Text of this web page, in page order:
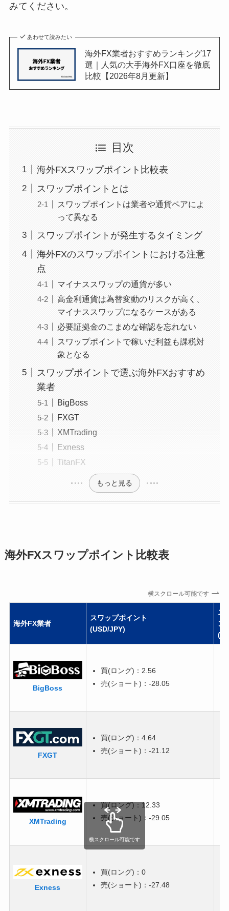
みてください。
あわせて読みたい
海外FX業者おすすめランキング17
選｜人気の大手海外FX口座を徹底
比較【2026年8月更新】
目次
海外FXスワップポイント比較表
スワップポイントとは
スワップポイントは業者や通貨ペアによ
って異なる
スワップポイントが発生するタイミング
海外FXのスワップポイントにおける注意
点
マイナススワップの通貨が多い
高金利通貨は為替変動のリスクが高く、
マイナススワップになるケースがある
必要証拠金のこまめな確認を忘れない
スワップポイントで稼いだ利益も課税対
象となる
スワップポイントで選ぶ海外FXおすすめ
業者
BigBoss
FXGT
XMTrading
Exness
TitanFX
もっと見る
海外FXスワップポイント比較表
横スクロール可能です
海外FX業者
スワップポイント
(USD/JPY)
ス
ン
BigBoss
買(ロング)：2.56
売(ショート)：-28.05
FXGT
買(ロング)：4.64
売(ショート)：-21.12
XMTrading
買(ロング)：12.33
売(ショート)：-29.05
Exness
買(ロング)：0
売(ショート)：-27.48
横スクロール可能です